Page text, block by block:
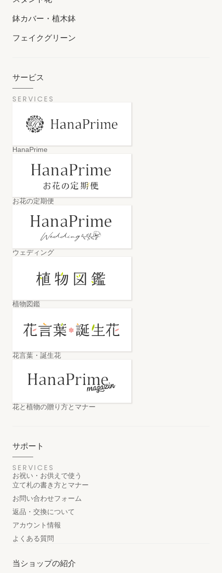
鉢カバー・植木鉢
フェイクグリーン
サービス
SERVICES
HanaPrime
お花の定期便
ウェディング
植物図鑑
花言葉・誕生花
花と植物の贈り方とマナー
サポート
SERVICES
お祝い・お供えで使う
立て札の書き方とマナー
お問い合わせフォーム
返品・交換について
アカウント情報
よくある質問
当ショップの紹介